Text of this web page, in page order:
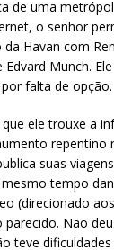
de uma
o senhor
Havan com
Munch.
falta de opção.
ele trouxe a
suas
tempo
(direcionado
Não
teve